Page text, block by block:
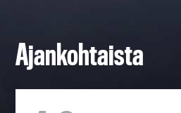
Ajankohtaista